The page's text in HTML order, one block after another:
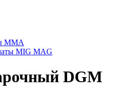
MMA
MIG MAG
DGM